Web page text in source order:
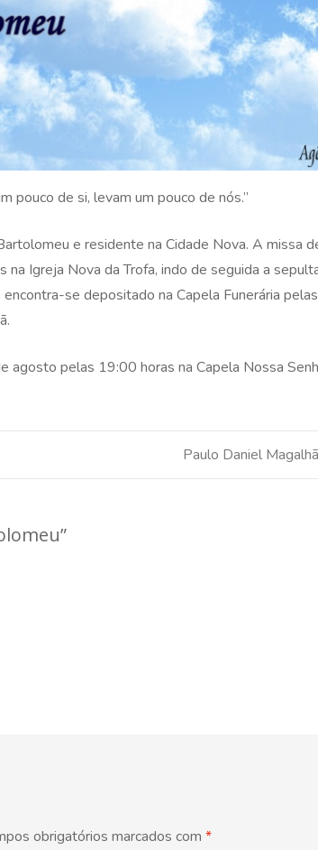
pouco de si, levam um pouco de nós.”
e residente na Cidade Nova. A missa
Igreja Nova da Trofa, indo de seguida a
se depositado na Capela Funerária
pelas 19:00 horas na Capela Nossa
Paulo Daniel
”
obrigatórios marcados com *